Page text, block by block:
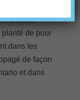
arbuste
de pour
dans les
de façon
et dans